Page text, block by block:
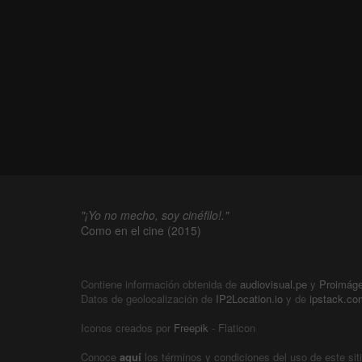
"¡Yo no mecho, soy cinéfilo!."
Como en el cine (2015)
Contiene información obtenida de audiovisual.pe y
Datos de geolocalización de IP2Location.io y de
Iconos creados por Freepik - Flaticon
Conoce aquí los términos y condiciones del uso de este